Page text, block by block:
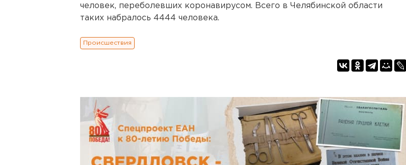
человек, переболевших коронавирусом. Всего в Челябинской области
таких набралось 4444 человека.
Происшествия